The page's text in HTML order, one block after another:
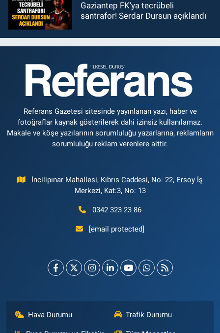
Gaziantep FK'ya tecrübeli
santrafor! Serdar Dursun açıklandı
Referans Gazetesi sitesinde yayınlanan yazı, haber ve
fotoğraflar kaynak gösterilerek dahi izinsiz kullanılamaz.
Makale ve köşe yazılarının sorumluluğu yazarlarına, reklamların
sorumluluğu reklam verenlere aittir.
İncilipınar Mahallesi, Kıbrıs Caddesi, No: 22, Ersoy İş
Merkezi, Kat:3, No: 13
0342 323 23 86
[email protected]
Hava Durumu Trafik Durumu